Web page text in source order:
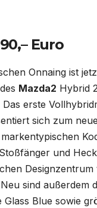
Euro
Onnaing ist
Mazda2 Hybrid
Das erste
sich zum
und
sind außerdem
Glass Blue sowie